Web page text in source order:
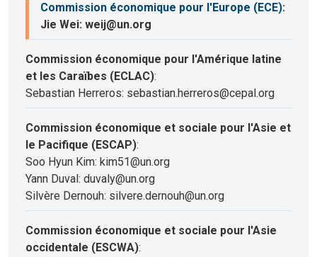
Commission économique pour l'Europe (ECE):
Jie Wei: weij@un.org
Commission économique pour l'Amérique latine
et les Caraïbes (ECLAC):
Sebastian Herreros: sebastian.herreros@cepal.org
Commission économique et sociale pour l'Asie et
le Pacifique (ESCAP):
Soo Hyun Kim: kim51@un.org
Yann Duval: duvaly@un.org
Silvère Dernouh: silvere.dernouh@un.org
Commission économique et sociale pour l'Asie
occidentale (ESCWA):